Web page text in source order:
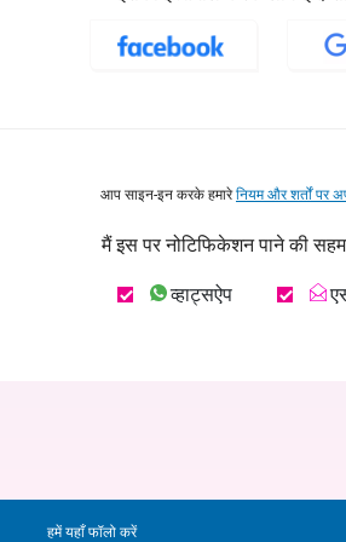
आप साइन-इन करके हमारेनियम और शर्तों पर
मैं इस पर नोटिफिकेशन पाने की
व्हाट्सऐप
हमें यहाँ फॉलो करें